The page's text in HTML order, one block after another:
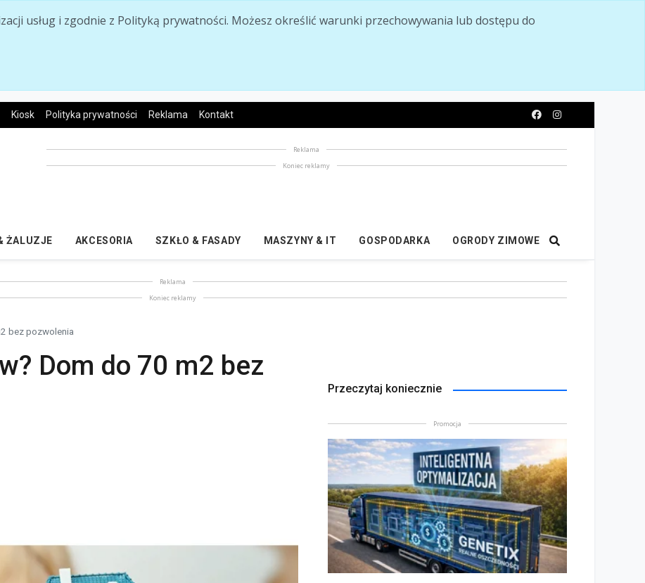
usług i zgodnie z Polityką prywatności. Możesz określić warunki przechowywania lub dostępu do
Kiosk Polityka prywatności Reklama Kontakt
Reklama
Koniec reklamy
ŻALUZJE AKCESORIA SZKŁO & FASADY MASZYNY & IT GOSPODARKA OGRODY ZIMOWE
Reklama
Koniec reklamy
bez pozwolenia
Dom do 70 m2 bez
Przeczytaj koniecznie
Promocja